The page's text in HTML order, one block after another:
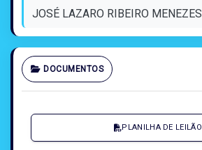
JOSÉ LAZARO RIBEIRO MENEZES
DOCUMENTOS
PLANILHA DE LEILÃO